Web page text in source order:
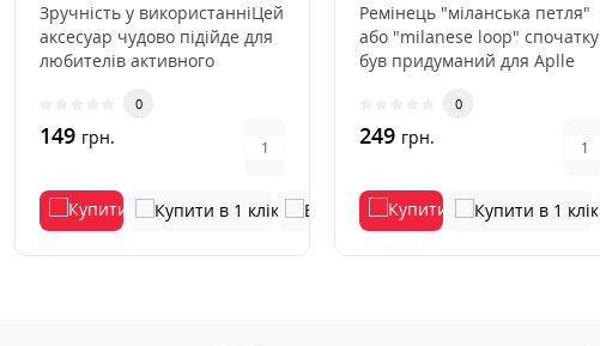
Зручність у використанніЦей
аксесуар чудово підійде для
любителів активного
0
149 грн.
Ремінець "міланська петля"
або "milanese loop" спочатку
був придуманий для Aplle
0
249 грн.